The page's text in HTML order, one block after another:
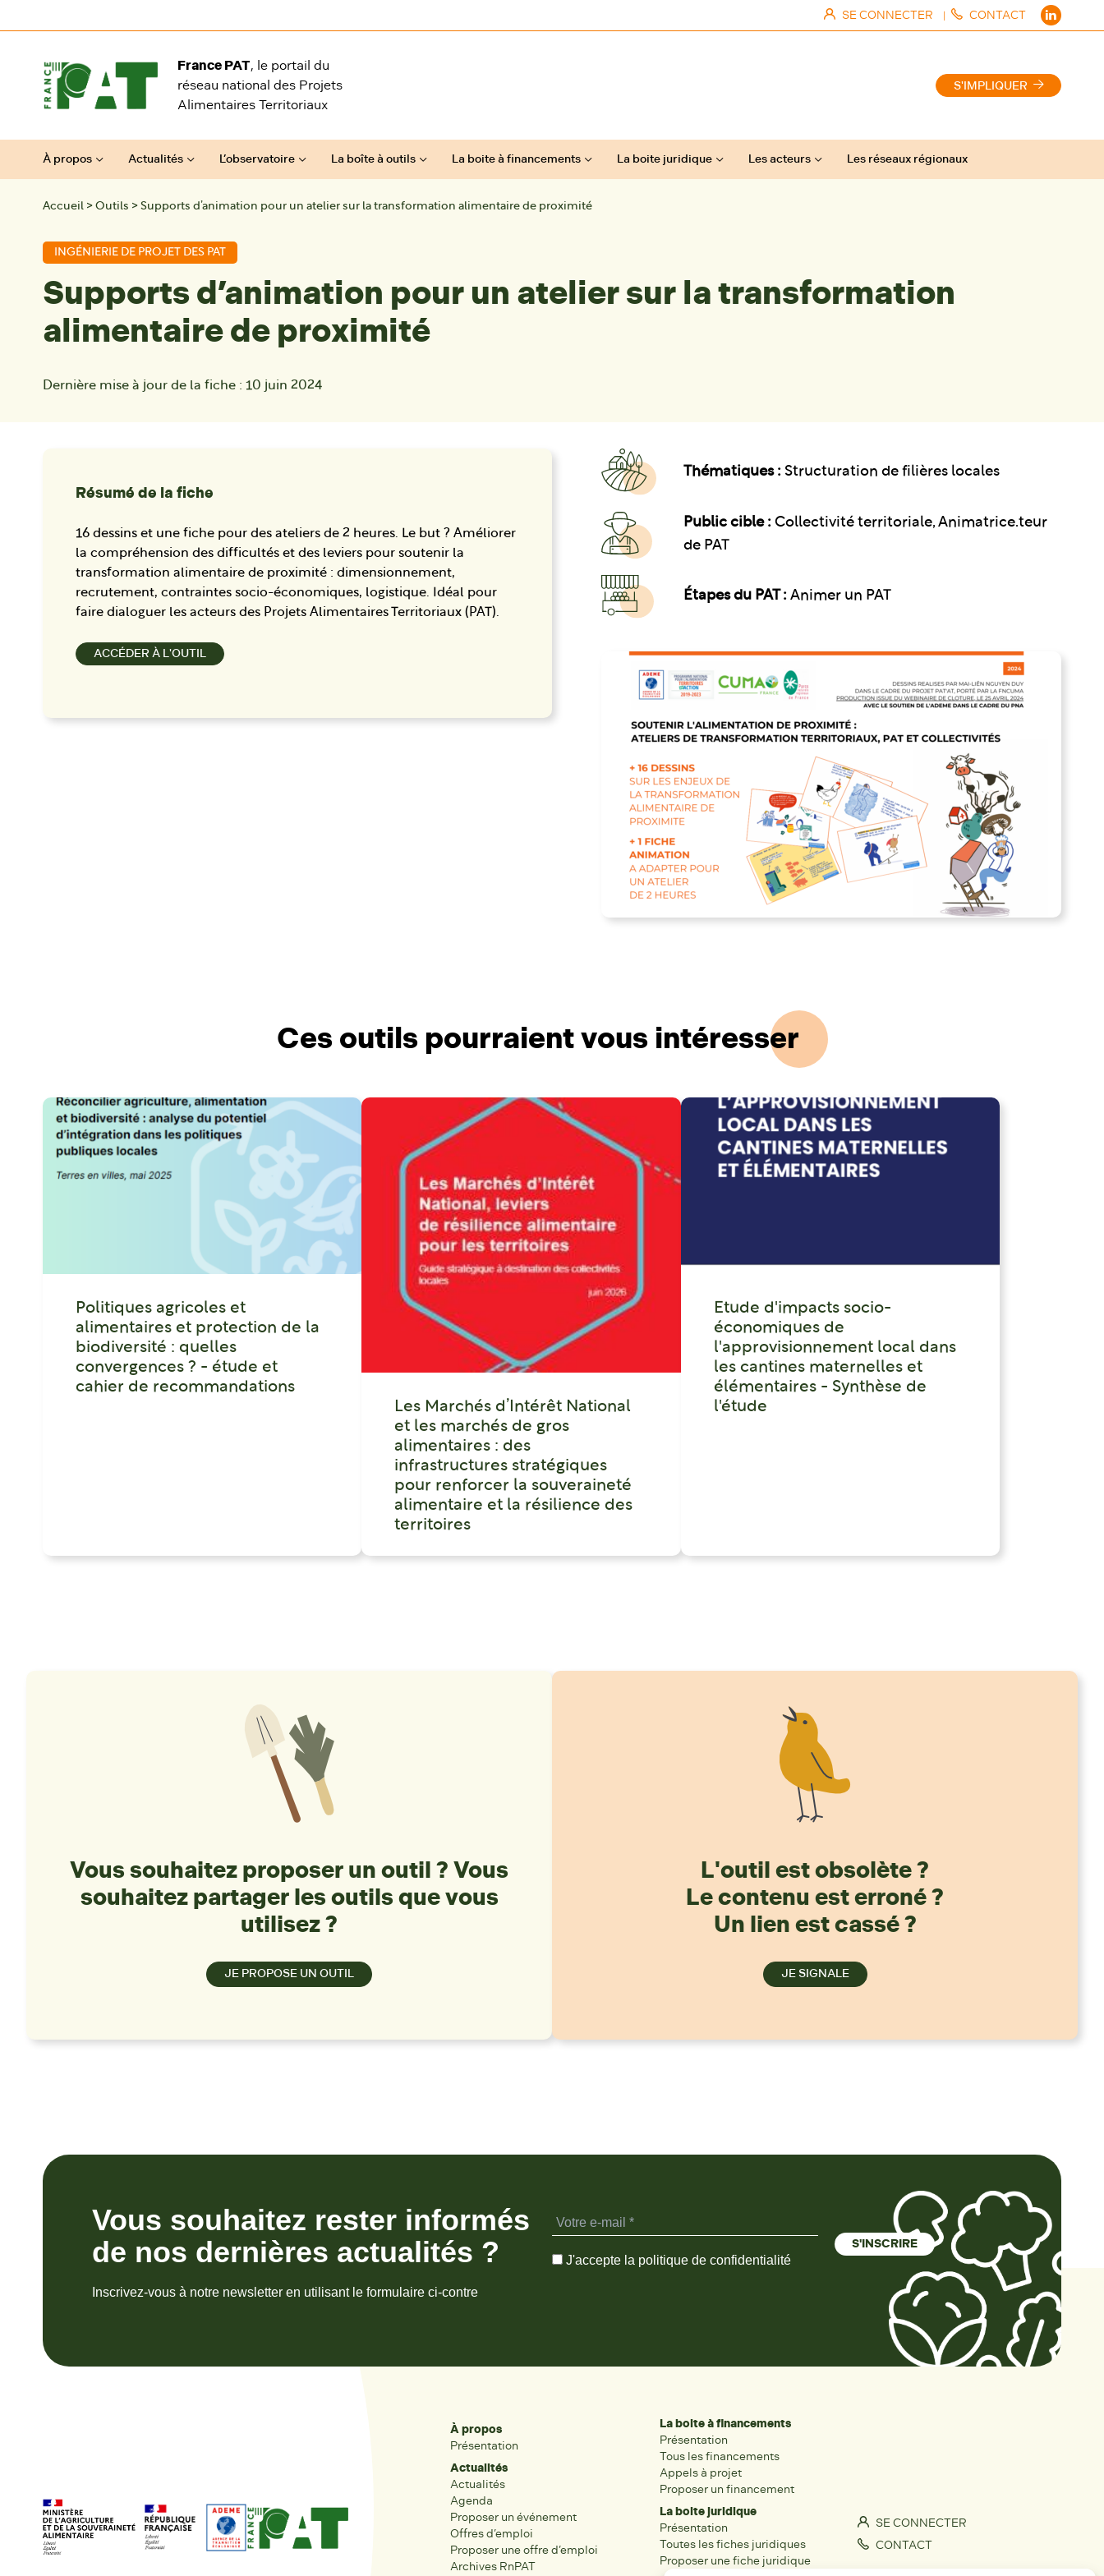
SE CONNECTER | CONTACT
France PAT, le portail du
réseau national des Projets
Alimentaires Territoriaux
S'IMPLIQUER
À propos Actualités L’observatoire La boîte à outils La boite à financements La boite juridique Les acteurs Les réseaux régionaux
Accueil > Outils > Supports d’animation pour un atelier sur la transformation alimentaire de proximité
INGÉNIERIE DE PROJET DES PAT
Supports d’animation pour un atelier sur la transformation
alimentaire de proximité
Dernière mise à jour de la fiche : 10 juin 2024
Résumé de la fiche
16 dessins et une fiche pour des ateliers de 2 heures. Le but ? Améliorer
la compréhension des difficultés et des leviers pour soutenir la
transformation alimentaire de proximité : dimensionnement,
recrutement, contraintes socio-économiques, logistique. Idéal pour
faire dialoguer les acteurs des Projets Alimentaires Territoriaux (PAT).
ACCÉDER À L'OUTIL
Thématiques : Structuration de filières locales
Public cible : Collectivité territoriale, Animatrice.teur
de PAT
Étapes du PAT : Animer un PAT
Ces outils pourraient vous intéresser
Politiques agricoles et
alimentaires et protection de la
biodiversité : quelles
convergences ? - étude et
cahier de recommandations
Les Marchés d’Intérêt National
et les marchés de gros
alimentaires : des
infrastructures stratégiques
pour renforcer la souveraineté
alimentaire et la résilience des
territoires
Etude d'impacts socio-
économiques de
l'approvisionnement local dans
les cantines maternelles et
élémentaires - Synthèse de
l'étude
Vous souhaitez proposer un outil ? Vous
souhaitez partager les outils que vous
utilisez ?
JE PROPOSE UN OUTIL
L'outil est obsolète ?
Le contenu est erroné ?
Un lien est cassé ?
JE SIGNALE
Vous souhaitez rester informés
de nos dernières actualités ?
Inscrivez-vous à notre newsletter en utilisant le formulaire ci-contre
J'accepte la politique de confidentialité
À propos
Présentation
Actualités
Actualités
Agenda
Proposer un événement
Offres d’emploi
Proposer une offre d’emploi
Archives RnPAT
La boite à financements
Présentation
Tous les financements
Appels à projet
Proposer un financement
La boite juridique
Présentation
Toutes les fiches juridiques
Proposer une fiche juridique
SE CONNECTER
CONTACT